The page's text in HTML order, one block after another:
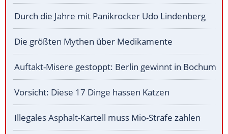
Durch die Jahre mit Panikrocker Udo Lindenberg
Die größten Mythen über Medikamente
Auftakt-Misere gestoppt: Berlin gewinnt in Bochum
Vorsicht: Diese 17 Dinge hassen Katzen
Illegales Asphalt-Kartell muss Mio-Strafe zahlen